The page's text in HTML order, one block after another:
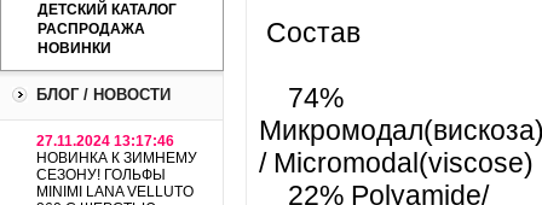
ДЕТСКИЙ КАТАЛОГ
РАСПРОДАЖА
НОВИНКИ
БЛОГ / НОВОСТИ
27.11.2024 13:17:46
НОВИНКА К ЗИМНЕМУ
СЕЗОНУ! ГОЛЬФЫ
MINIMI LANA VELLUTO
Состав
74%
/ Micromodal(viscose)
22% Polyamide/